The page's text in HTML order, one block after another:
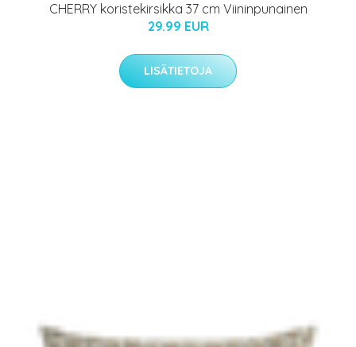
CHERRY koristekirsikka 37 cm Viininpunainen
29.99 EUR
LISÄTIETOJA